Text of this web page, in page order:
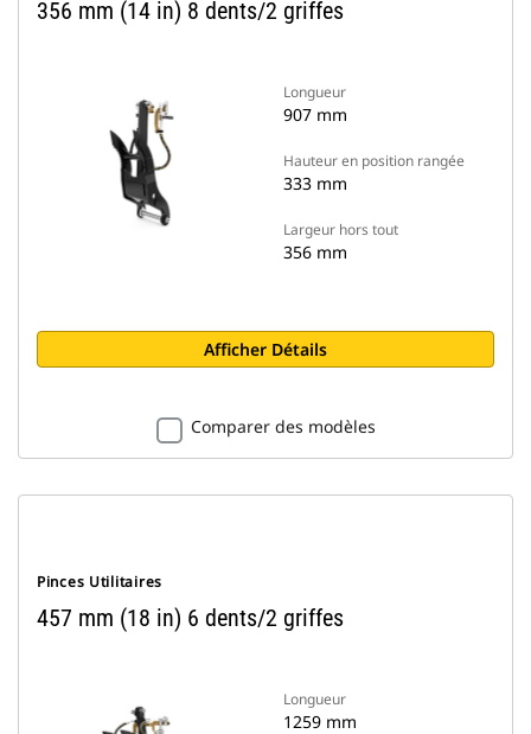
356 mm (14 in) 8 dents/2 griffes
Longueur
907 mm
Hauteur en position rangée
333 mm
Largeur hors tout
356 mm
Afficher Détails
Comparer des modèles
Pinces Utilitaires
457 mm (18 in) 6 dents/2 griffes
Longueur
1259 mm